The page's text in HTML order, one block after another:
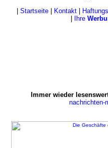
Startseite Kontakt
Ihre
Immer wieder
nachrichten-